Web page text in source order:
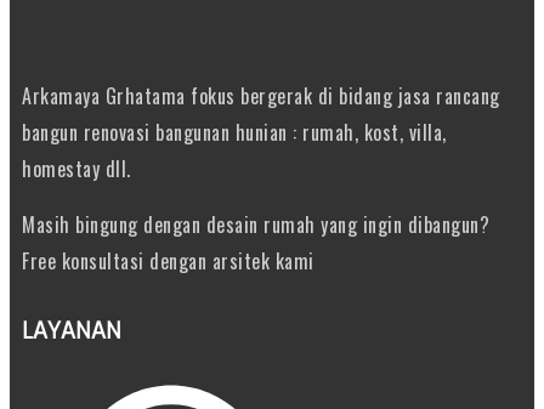
Arkamaya Grhatama fokus bergerak di bidang jasa rancang
bangun renovasi bangunan hunian : rumah, kost, villa,
homestay dll.
Masih bingung dengan desain rumah yang ingin dibangun?
Free konsultasi dengan arsitek kami
LAYANAN